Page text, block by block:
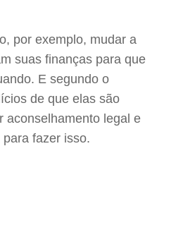
por exemplo, mudar a
suas finanças para que
E segundo o
de que elas são
aconselhamento legal e
fazer isso.